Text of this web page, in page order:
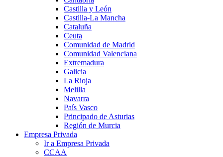
Castilla y León
Castilla-La Mancha
Cataluña
Ceuta
Comunidad de Madrid
Comunidad Valenciana
Extremadura
Galicia
La Rioja
Melilla
Navarra
País Vasco
Principado de Asturias
Región de Murcia
Empresa Privada
Ir a Empresa Privada
CCAA